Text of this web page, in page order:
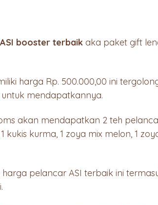
booster terbaik aka paket gift
harga Rp. 500.000,00 ini
mendapatkannya.
akan mendapatkan 2 teh
kukis kurma, 1 zoya mix melon, 1
pelancar ASI terbaik ini